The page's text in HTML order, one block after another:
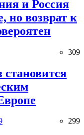
и Россия
но возврат к
309
становится
299